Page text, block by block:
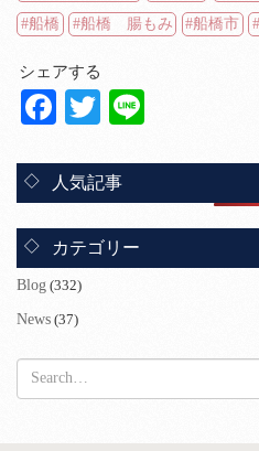
船橋 船橋 腸もみ 船橋市
シェアする
Facebook
Twitter
人気記事
カテゴリー
Blog (332)
News (37)
索: